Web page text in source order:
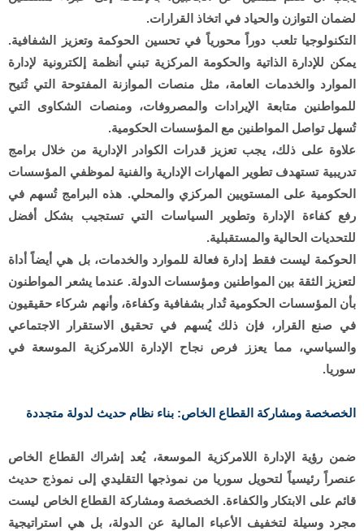
لضمان التوازن والحياد في اتخاذ القرارات.
التكنولوجيا تلعب دوراً محورياً في تحسين الحوكمة وتعزيز الشفافية.
يمكن للإدارة الذاتية والحكومة المركزية تبني أنظمة إلكترونية لإدارة
الموارد والخدمات العامة، مثل منصات الموازنة المفتوحة التي تُتيح
للمواطنين متابعة الإيرادات والمصروفات، ومنصات الشكاوى التي
تُسهل تواصل المواطنين مع المؤسسات الحكومية.
علاوة على ذلك، يجب تعزيز قدرات الكوادر الإدارية من خلال برامج
تدريبية تستهدف تطوير المهارات الإدارية والفنية لموظفي المؤسسات
الحكومية على المستويين المركزي والمحلي. هذه البرامج تُسهم في
رفع كفاءة الإدارة وتطوير السياسات التي تستجيب بشكل أفضل
للتحديات الحالية والمستقبلية.
الحوكمة ليست فقط إدارة فعالة للموارد والخدمات، بل هي أيضاً أداة
لتعزيز الثقة بين المواطنين ومؤسسات الدولة. عندما يشعر المواطنون
بأن المؤسسات الحكومية تُدار بشفافية وكفاءة، وأنهم شركاء حقيقيون
في صنع القرار، فإن ذلك يُسهم في تحقيق الاستقرار الاجتماعي
والسياسي، مما يعزز فرص نجاح الإدارة اللامركزية الموسعة في
سوريا.
الخصخصة ومشاركة القطاع الخاص: بناء نظام حديث لدولة متجددة
ضمن رؤية الإدارة اللامركزية الموسعة، يُعد إشراك القطاع الخاص
عنصراً رئيسياً لتحويل سوريا من نموذجها التقليدي إلى نموذج حديث
قائم على الابتكار والكفاءة. الخصخصة ومشاركة القطاع الخاص ليست
مجرد وسيلة لتخفيف الأعباء المالية عن الدولة، بل هي استراتيجية